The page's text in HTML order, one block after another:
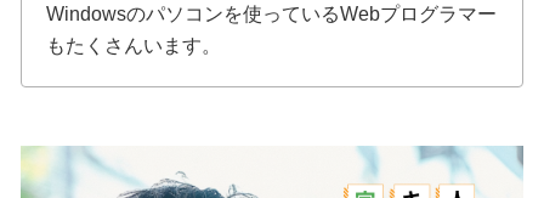
Windowsのパソコンを使っているWebプログラマー
もたくさんいます。